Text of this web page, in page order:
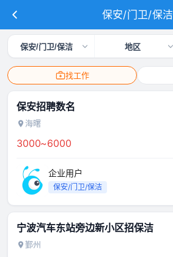
保安/门卫/保洁
保安/门卫/保洁 地区
找工作
保安招聘数名
海曙
3000~6000
企业用户
保安/门卫/保洁
宁波汽车东站旁边新小区招保洁
鄞州